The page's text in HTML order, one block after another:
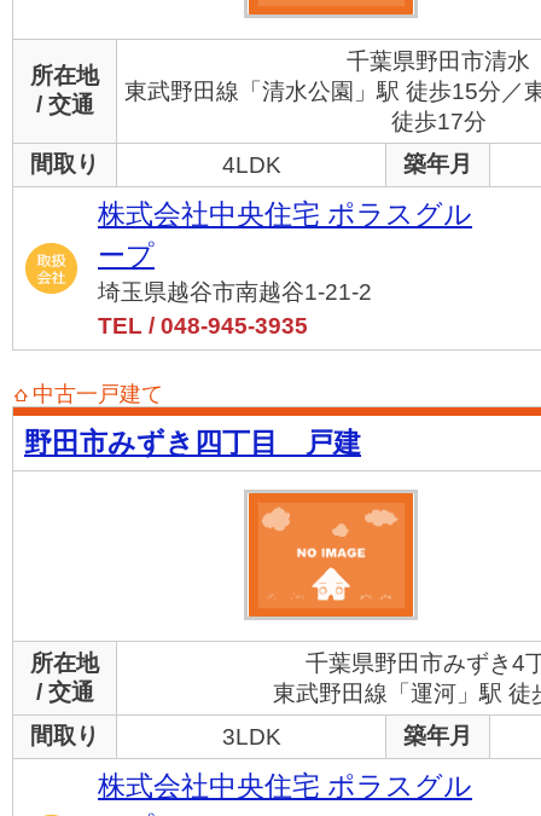
所在地
/ 交通
千葉県野田市清水
東武野田線「清水公園」駅 徒歩15分／
徒歩17分
間取り
4LDK 築年月
株式会社中央住宅 ポラスグル
ープ
埼玉県越谷市南越谷1-21-2
TEL / 048-945-3935
中古一戸建て
野田市みずき四丁目 戸建
所在地
/ 交通
千葉県野田市みずき4
東武野田線「運河」駅 徒
間取り
3LDK 築年月
株式会社中央住宅 ポラスグル